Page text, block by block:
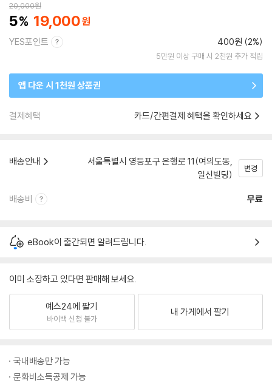
20,000원
5 19,000
YES포인트 400원 (2%)
5만원 이상 구매 시 2천원 추가 적립
앱 다운 시 1천원 상품권
결제혜택 카드/간편결제 혜택을 확인하세요
배송안내
서울특별시 영등포구 은행로 11(여의도동,
일신빌딩)
변경
배송비 무료
eBook이 출간되면 알려드립니다.
이미 소장하고 있다면 판매해 보세요.
예스24에 팔기
바이백 신청 불가
내 가게에서 팔기
국내배송만 가능
문화비소득공제 가능